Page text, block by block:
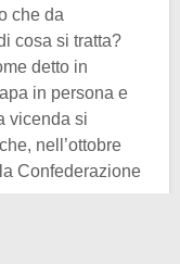
che da
cosa si tratta?
detto in
in persona e
vicenda si
che, nell’ottobre
Confederazione